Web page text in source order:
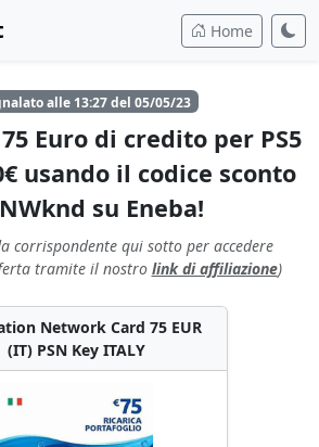
Home
alle 13:27 del 05/05/23
Euro di credito per PS5
usando il codice sconto
su Eneba!
corrispondente qui sotto per accedere
tramite il nostro link di affiliazione)
Network Card 75 EUR
(IT) PSN Key ITALY